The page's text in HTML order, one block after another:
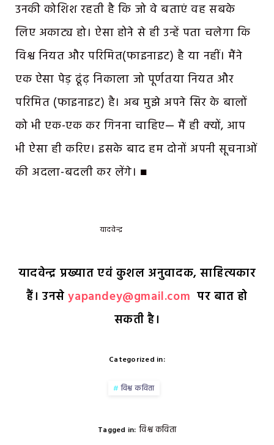
उनकी कोशिश रहती है कि जो वे बताएं वह सबके
लिए अकाट्य हो। ऐसा होने से ही उन्हें पता चलेगा कि
विश्व नियत और परिमित(फाइनाइट) है या नहीं। मैंने
एक ऐसा पेड़ ढूंढ़ निकाला जो पूर्णतया नियत और
परिमित (फाइनाइट) है। अब मुझे अपने सिर के बालों
को भी एक-एक कर गिनना चाहिए— मैं ही क्यों, आप
भी ऐसा ही करिए। इसके बाद हम दोनों अपनी सूचनाओं
की अदला-बदली कर लेंगे। ■
यादवेन्द्र
यादवेन्द्र प्रख्यात एवं कुशल अनुवादक, साहित्यकार
हैं। उनसेyapandey@gmail.com पर बात हो
सकती है।
Categorized in:
विश्व कविता
Tagged in: विश्व कविता